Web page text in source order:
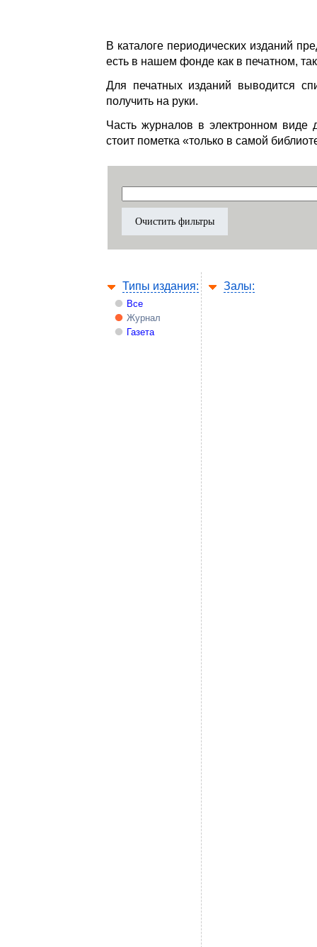
В каталоге периодических изданий
есть в нашем фонде как в печатном,
Для печатных изданий выводится
получить на руки.
Часть журналов в электронном виде
стоит пометка «только в самой
Типы издания:
Все
Журнал
Газета
Залы: